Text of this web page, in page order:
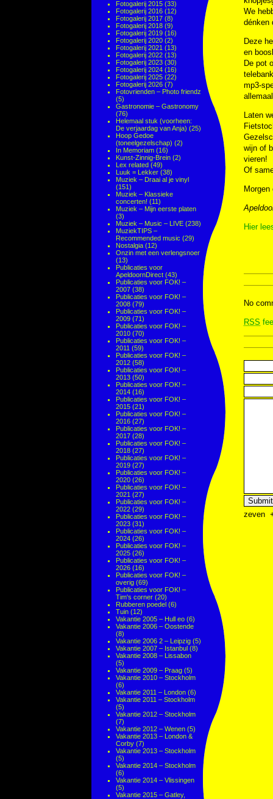
Fotogalerij 2015 (33)
Fotogalerij 2016 (12)
Fotogalerij 2017 (8)
Fotogalerij 2018 (9)
Fotogalerij 2019 (16)
Fotogalerij 2020 (2)
Fotogalerij 2021 (13)
Fotogalerij 2022 (13)
Fotogalerij 2023 (30)
Fotogalerij 2024 (16)
Fotogalerij 2025 (22)
Fotogalerij 2026 (7)
Fotovrienden – Photo friendz
(5)
Gastronomie – Gastronomy
(76)
Helemaal stuk (voorheen:
De verjaardag van Anja) (25)
Hoop Gedoe
(toneelgezelschap) (2)
In Memoriam (16)
Kunst-Zinnig-Brein (2)
Lex related (49)
Luuk = Lekker (38)
Muziek – Draai al je vinyl
(151)
Muziek – Klassieke
concerten! (11)
Muziek – Mijn eerste platen
(3)
Muziek – Music – LIVE (238)
MuziekTIPS –
Recommended music (29)
Nostalgia (12)
Onzin met een verlengsnoer
(13)
Publicaties voor
ApeldoornDirect (43)
Publicaties voor FOK! –
2007 (38)
Publicaties voor FOK! –
2008 (79)
Publicaties voor FOK! –
2009 (71)
Publicaties voor FOK! –
2010 (70)
Publicaties voor FOK! –
2011 (59)
Publicaties voor FOK! –
2012 (58)
Publicaties voor FOK! –
2013 (50)
Publicaties voor FOK! –
2014 (16)
Publicaties voor FOK! –
2015 (21)
Publicaties voor FOK! –
2016 (27)
Publicaties voor FOK! –
2017 (28)
Publicaties voor FOK! –
2018 (27)
Publicaties voor FOK! –
2019 (27)
Publicaties voor FOK! –
2020 (26)
Publicaties voor FOK! –
2021 (27)
Publicaties voor FOK! –
2022 (29)
Publicaties voor FOK! –
2023 (31)
Publicaties voor FOK! –
2024 (26)
Publicaties voor FOK! –
2025 (26)
Publicaties voor FOK! –
2026 (16)
Publicaties voor FOK! –
overig (69)
Publicaties voor FOK! –
Tim's corner (20)
Rubberen poedel (6)
Tuin (12)
Vakantie 2005 – Hull eo (6)
Vakantie 2006 – Oostende
(8)
Vakantie 2006 2 – Leipzig (5)
Vakantie 2007 – Istanbul (8)
Vakantie 2008 – Lissabon
(5)
Vakantie 2009 – Praag (5)
Vakantie 2010 – Stockholm
(6)
Vakantie 2011 – London (6)
Vakantie 2011 – Stockholm
(5)
Vakantie 2012 – Stockholm
(7)
Vakantie 2012 – Wenen (5)
Vakantie 2013 – London &
Corby (7)
Vakantie 2013 – Stockholm
(5)
Vakantie 2014 – Stockholm
(6)
Vakantie 2014 – Vlissingen
(5)
Vakantie 2015 – Gatley,
We
dénken
Deze
en
De pot
mp3-
Laten
wijn of
vieren!
Of
Hier
No
RSS
zeven